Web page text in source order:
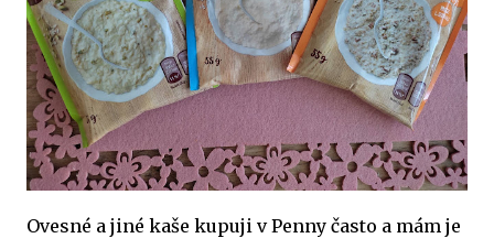
Ovesné a jiné kaše kupuji v Penny často a mám je